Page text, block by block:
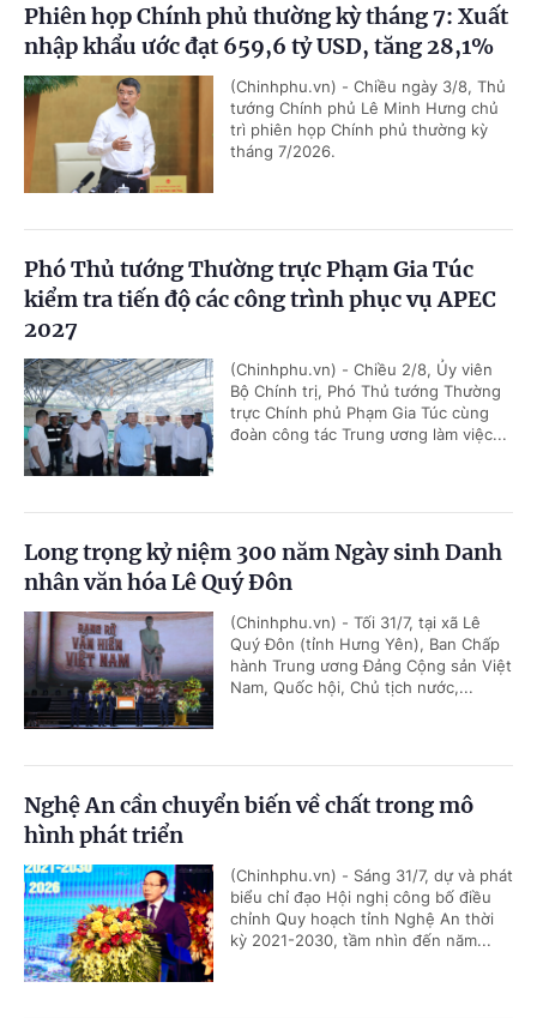
Phiên họp Chính phủ thường kỳ tháng 7: Xuất
nhập khẩu ước đạt 659,6 tỷ USD, tăng 28,1%
(Chinhphu.vn) - Chiều ngày 3/8, Thủ
tướng Chính phủ Lê Minh Hưng chủ
trì phiên họp Chính phủ thường kỳ
tháng 7/2026.
Phó Thủ tướng Thường trực Phạm Gia Túc
kiểm tra tiến độ các công trình phục vụ APEC
2027
(Chinhphu.vn) - Chiều 2/8, Ủy viên
Bộ Chính trị, Phó Thủ tướng Thường
trực Chính phủ Phạm Gia Túc cùng
đoàn công tác Trung ương làm việc...
Long trọng kỷ niệm 300 năm Ngày sinh Danh
nhân văn hóa Lê Quý Đôn
(Chinhphu.vn) - Tối 31/7, tại xã Lê
Quý Đôn (tỉnh Hưng Yên), Ban Chấp
hành Trung ương Đảng Cộng sản Việt
Nam, Quốc hội, Chủ tịch nước,...
Nghệ An cần chuyển biến về chất trong mô
hình phát triển
(Chinhphu.vn) - Sáng 31/7, dự và phát
biểu chỉ đạo Hội nghị công bố điều
chỉnh Quy hoạch tỉnh Nghệ An thời
kỳ 2021-2030, tầm nhìn đến năm...